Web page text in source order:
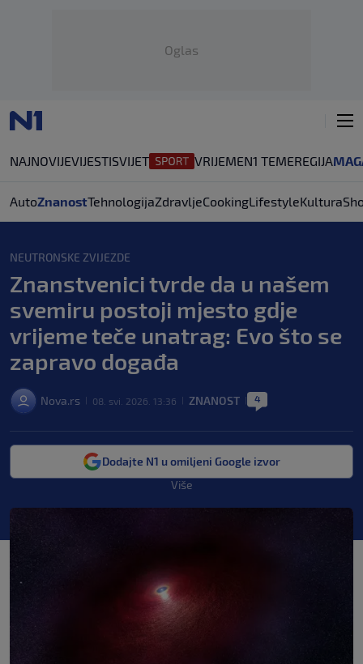
Oglas
NAJNOVIJEVIJESTISVIJET VRIJEMEN1 TEMEREGIJA
AutoZnanostTehnologijaZdravljeCookingLifestyleKultura
NEUTRONSKE ZVIJEZDE
Znanstvenici tvrde da u našem
svemiru postoji mjesto gdje
vrijeme teče unatrag: Evo što se
zapravo događa
Nova.rs 08. svi. 2026. 13:36 ZNANOST 4
Dodajte N1 u omiljeni Google izvor
Više